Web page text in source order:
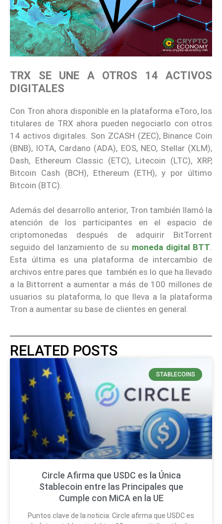
TRX SE UNE A OTROS 14 ACTIVOS
DIGITALES
Con Tron ahora disponible en la plataforma eToro, los
titulares de TRX ahora pueden negociarlo con otros
14 activos digitales. Son ZCASH (ZEC), Binance Coin
(BNB), IOTA, Cardano (ADA), EOS, NEO, Stellar (XLM),
Dash, Ethereum Classic (ETC), Litecoin (LTC), XRP,
Bitcoin Cash (BCH), Ethereum (ETH), y por último
Bitcoin (BTC).
Además del desarrollo anterior, Tron también llamó la
atención de los participantes en el espacio de
criptomonedas después de adquirir BitTorrent
seguido del lanzamiento de su moneda digital BTT.
Esta última es una plataforma de intercambio de
archivos entre pares que también es lo que ha llevado
a la Bittorrent a aumentar a más de 100 millones de
usuarios su plataforma, lo que lleva a la plataforma
Tron a aumentar su base de clientes en general.
RELATED POSTS
STABLECOINS
Circle Afirma que USDC es la Única
Stablecoin entre las Principales que
Cumple con MiCA en la UE
Puntos clave de la noticia: Circle afirma que USDC es